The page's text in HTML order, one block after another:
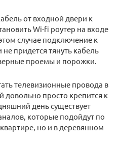
от входной двери к
Wi-fi роутер на входе
случае подключение к
придется тянуть кабель
проемы и порожки.
телевизионные провода в
довольно просто крепится к
день существует
которые подойдут по
но и в деревянном